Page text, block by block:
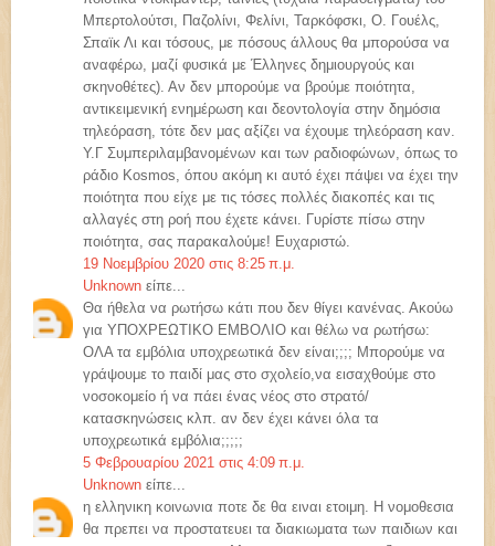
Μπερτολούτσι, Παζολίνι, Φελίνι, Ταρκόφσκι, Ο. Γουέλς,
Σπαϊκ Λι και τόσους, με πόσους άλλους θα μπορούσα να
αναφέρω, μαζί φυσικά με Έλληνες δημιουργούς και
σκηνοθέτες). Αν δεν μπορούμε να βρούμε ποιότητα,
αντικειμενική ενημέρωση και δεοντολογία στην δημόσια
τηλεόραση, τότε δεν μας αξίζει να έχουμε τηλεόραση καν.
Υ.Γ Συμπεριλαμβανομένων και των ραδιοφώνων, όπως το
ράδιο Kosmos, όπου ακόμη κι αυτό έχει πάψει να έχει την
ποιότητα που είχε με τις τόσες πολλές διακοπές και τις
αλλαγές στη ροή που έχετε κάνει. Γυρίστε πίσω στην
ποιότητα, σας παρακαλούμε! Ευχαριστώ.
19 Νοεμβρίου 2020 στις 8:25 π.μ.
Unknown είπε...
Θα ήθελα να ρωτήσω κάτι που δεν θίγει κανένας. Ακούω
για ΥΠΟΧΡΕΩΤΙΚΟ ΕΜΒΟΛΙΟ και θέλω να ρωτήσω:
ΟΛΑ τα εμβόλια υποχρεωτικά δεν είναι;;;; Μπορούμε να
γράψουμε το παιδί μας στο σχολείο,να εισαχθούμε στο
νοσοκομείο ή να πάει ένας νέος στο στρατό/
κατασκηνώσεις κλπ. αν δεν έχει κάνει όλα τα
υποχρεωτικά εμβόλια;;;;;
5 Φεβρουαρίου 2021 στις 4:09 π.μ.
Unknown είπε...
η ελληνικη κοινωνια ποτε δε θα ειναι ετοιμη. Η νομοθεσια
θα πρεπει να προστατευει τα διακιωματα των παιδιων και